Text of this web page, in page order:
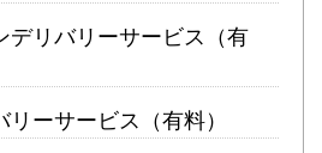
デリバリーサービス（有
ーサービス（有料）